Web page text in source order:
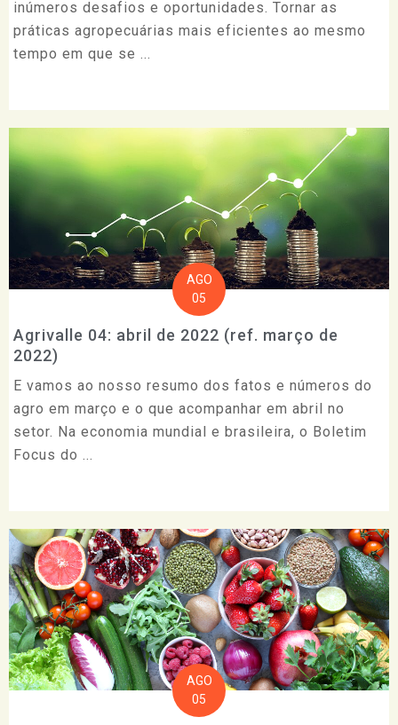
inúmeros desafios e oportunidades. Tornar as
práticas agropecuárias mais eficientes ao mesmo
tempo em que se ...
AGO
05
Agrivalle 04: abril de 2022 (ref. março de
2022)
E vamos ao nosso resumo dos fatos e números do
agro em março e o que acompanhar em abril no
setor. Na economia mundial e brasileira, o Boletim
Focus do ...
AGO
05